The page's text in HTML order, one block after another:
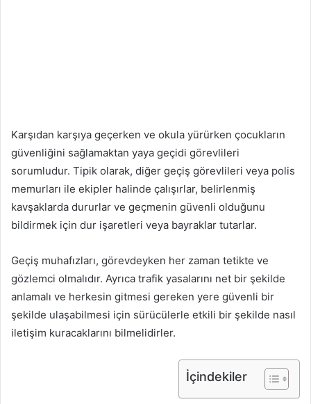
Karşıdan karşıya geçerken ve okula yürürken çocukların
güvenliğini sağlamaktan yaya geçidi görevlileri
sorumludur. Tipik olarak, diğer geçiş görevlileri veya polis
memurları ile ekipler halinde çalışırlar, belirlenmiş
kavşaklarda dururlar ve geçmenin güvenli olduğunu
bildirmek için dur işaretleri veya bayraklar tutarlar.
Geçiş muhafızları, görevdeyken her zaman tetikte ve
gözlemci olmalıdır. Ayrıca trafik yasalarını net bir şekilde
anlamalı ve herkesin gitmesi gereken yere güvenli bir
şekilde ulaşabilmesi için sürücülerle etkili bir şekilde nasıl
iletişim kuracaklarını bilmelidirler.
İçindekiler